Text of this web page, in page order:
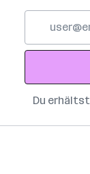
Adresse
Du